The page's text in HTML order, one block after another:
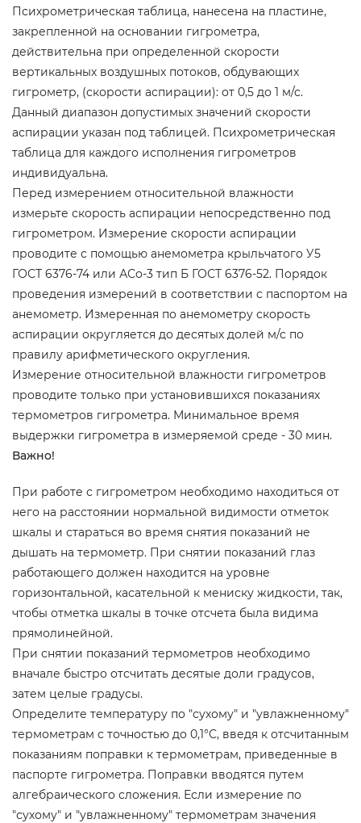
Психрометрическая таблица, нанесена на пластине,
закрепленной на основании гигрометра,
действительна при определенной скорости
вертикальных воздушных потоков, обдувающих
гигрометр, (скорости аспирации): от 0,5 до 1 м/с.
Данный диапазон допустимых значений скорости
аспирации указан под таблицей. Психрометрическая
таблица для каждого исполнения гигрометров
индивидуальна.
Перед измерением относительной влажности
измерьте скорость аспирации непосредственно под
гигрометром. Измерение скорости аспирации
проводите с помощью анемометра крыльчатого У5
ГОСТ 6376-74 или АСо-3 тип Б ГОСТ 6376-52. Порядок
проведения измерений в соответствии с паспортом на
анемометр. Измеренная по анемометру скорость
аспирации округляется до десятых долей м/с по
правилу арифметического округления.
Измерение относительной влажности гигрометров
проводите только при установившихся показаниях
термометров гигрометра. Минимальное время
выдержки гигрометра в измеряемой среде - 30 мин.
Важно!
При работе с гигрометром необходимо находиться от
него на расстоянии нормальной видимости отметок
шкалы и стараться во время снятия показаний не
дышать на термометр. При снятии показаний глаз
работающего должен находится на уровне
горизонтальной, касательной к мениску жидкости, так,
чтобы отметка шкалы в точке отсчета была видима
прямолинейной.
При снятии показаний термометров необходимо
вначале быстро отсчитать десятые доли градусов,
затем целые градусы.
Определите температуру по "сухому" и "увлажненному"
термометрам с точностью до 0,1°С, введя к отсчитанным
показаниям поправки к термометрам, приведенные в
паспорте гигрометра. Поправки вводятся путем
алгебраического сложения. Если измерение по
"сухому" и "увлажненному" термометрам значения